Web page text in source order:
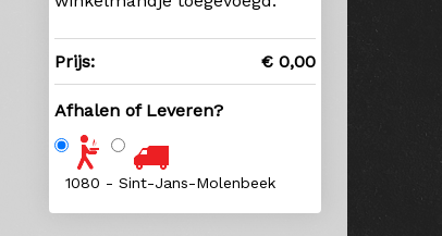
Prijs: € 0,00
Afhalen of Leveren?
1080 - Sint-Jans-Molenbeek